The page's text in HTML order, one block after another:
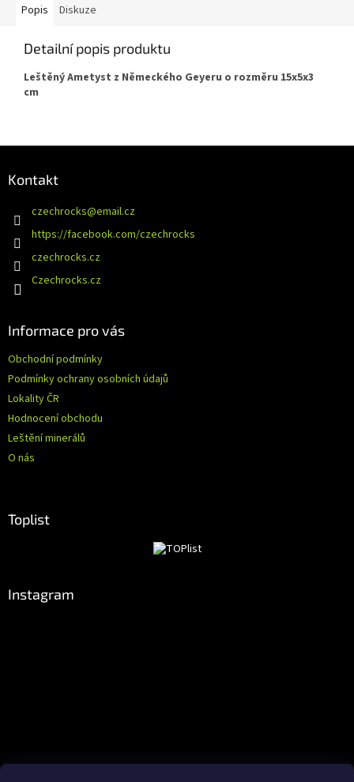
Popis Diskuze
Detailní popis produktu
Leštěný Ametyst z Německého Geyeru o rozměru 15x5x3
cm
Kontakt
czechrocks@email.cz
https://facebook.com/czechrocks
czechrocks.cz
Czechrocks.cz
Informace pro vás
Obchodní podmínky
Podmínky ochrany osobních údajů
Lokality ČR
Hodnocení obchodu
Leštění minerálů
O nás
Toplist
Instagram